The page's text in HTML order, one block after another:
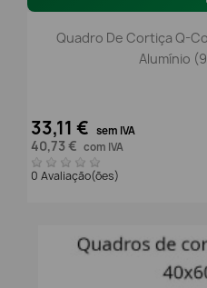
Quadro De Cortiça Q-
Alumínio
33,11 € sem IVA
40,73 € com IVA
0 Avaliação(ões)